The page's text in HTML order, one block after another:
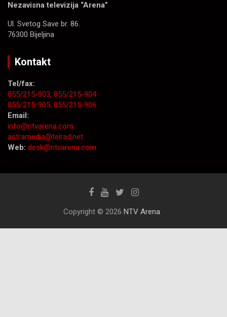
Nezavisna televizija “Arena”
Ul. Svetog Save br. 86.
76300 Bijeljina
Kontakt
Tel/fax:
055/215-903; 055/215-904
055/215-905; 055/215-906
Email:
info@ntvarena.com
astramedia@telrad.net
Web: desk@ntvarena.com
Copyright © 2026 NTV Arena